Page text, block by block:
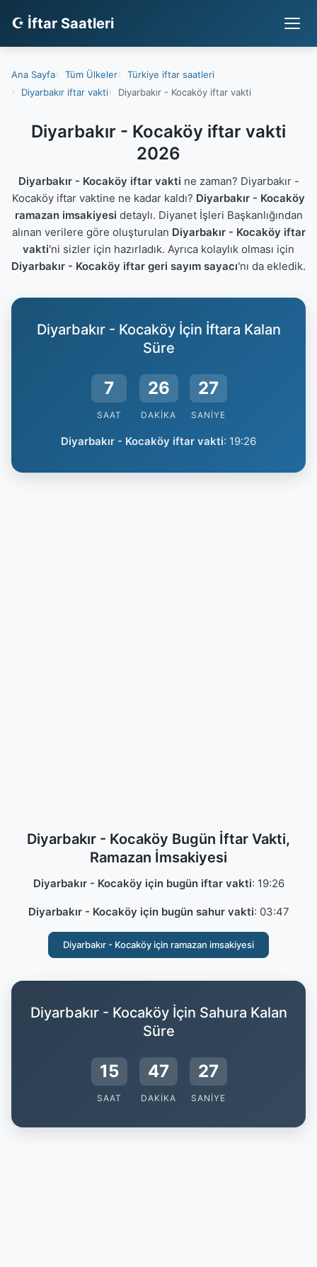
☪ İftar Saatleri
Ana Sayfa Tüm Ülkeler
Türkiye iftar saatleri
Diyarbakır iftar vakti
Diyarbakır - Kocaköy iftar vakti
Diyarbakır - Kocaköy iftar vakti
2026
Diyarbakır - Kocaköy iftar vakti ne zaman? Diyarbakır -
Kocaköy iftar vaktine ne kadar kaldı? Diyarbakır - Kocaköy
ramazan imsakiyesi detaylı. Diyanet İşleri Başkanlığından
alınan verilere göre oluşturulan Diyarbakır - Kocaköy iftar
vakti'ni sizler için hazırladık. Ayrıca kolaylık olması için
Diyarbakır - Kocaköy iftar geri sayım sayacı'nı da ekledik.
Diyarbakır - Kocaköy İçin İftara Kalan
Süre
7
SAAT
26
DAKIKA
26
SANIYE
Diyarbakır - Kocaköy iftar vakti: 19:26
Diyarbakır - Kocaköy Bugün İftar Vakti,
Ramazan İmsakiyesi
Diyarbakır - Kocaköy için bugün iftar vakti: 19:26
Diyarbakır - Kocaköy için bugün sahur vakti: 03:47
Diyarbakır - Kocaköy için ramazan imsakiyesi
Diyarbakır - Kocaköy İçin Sahura Kalan
Süre
15
SAAT
47
DAKIKA
26
SANIYE